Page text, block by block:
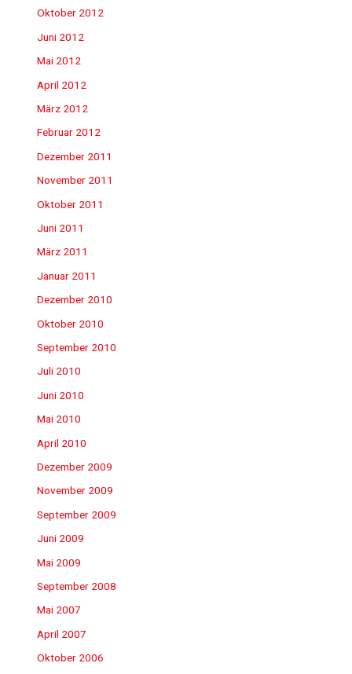
Oktober 2012
Juni 2012
Mai 2012
April 2012
März 2012
Februar 2012
Dezember 2011
November 2011
Oktober 2011
Juni 2011
März 2011
Januar 2011
Dezember 2010
Oktober 2010
September 2010
Juli 2010
Juni 2010
Mai 2010
April 2010
Dezember 2009
November 2009
September 2009
Juni 2009
Mai 2009
September 2008
Mai 2007
April 2007
Oktober 2006